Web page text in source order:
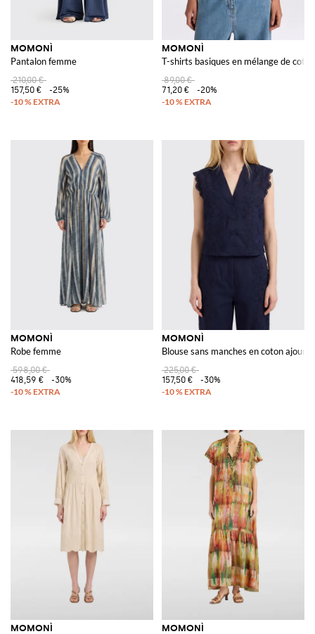
MOMONÌ
Pantalon femme
210,00 €
157,50 €
-25%
MOMONÌ
T-shirts basiques en mélange de coton
89,00 €
71,20 €
-20%
MOMONÌ
Robe femme
598,00 €
418,59 €
-30%
MOMONÌ
Blouse sans manches en coton ajouré
225,00 €
157,50 €
-30%
MOMONÌ MOMONÌ